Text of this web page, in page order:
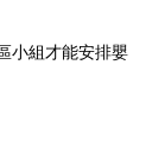
小組才能安排嬰